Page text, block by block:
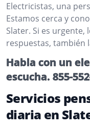
Electricistas, una
Estamos cerca y
Slater. Si es urgente,
respuestas, también
Habla con un
escucha. 855-
Servicios
diaria en